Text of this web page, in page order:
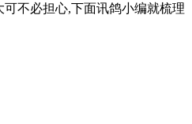
不必担心,下面讯鸽小编就梳理